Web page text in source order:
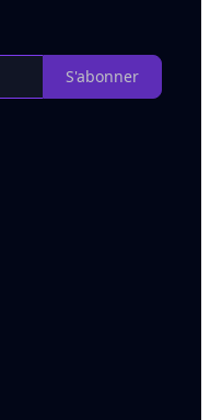
S'abonner